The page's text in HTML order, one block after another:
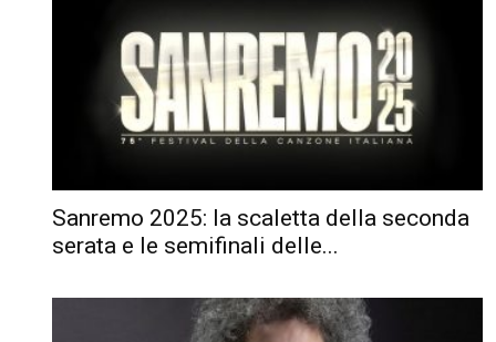
Sanremo 2025: la scaletta della seconda
serata e le semifinali delle...